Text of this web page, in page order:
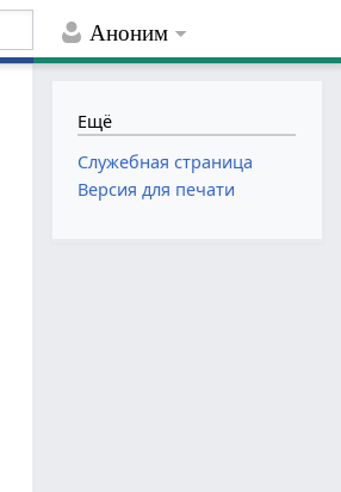
Аноним
Ещё
Служебная страница
Версия для печати